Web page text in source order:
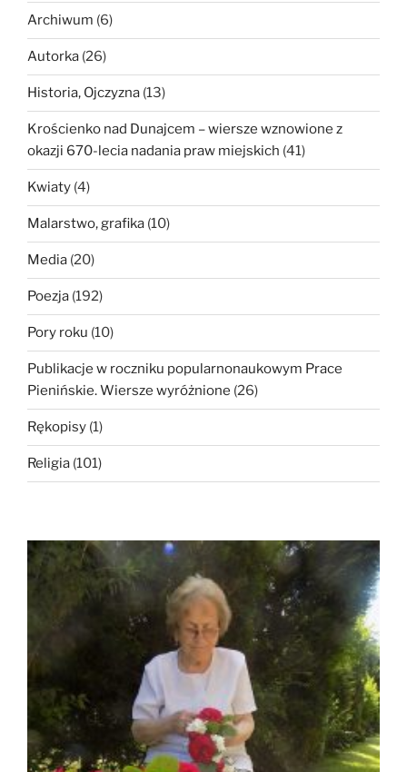
Archiwum (6)
Autorka (26)
Historia, Ojczyzna (13)
Krościenko nad Dunajcem – wiersze wznowione z
okazji 670-lecia nadania praw miejskich (41)
Kwiaty (4)
Malarstwo, grafika (10)
Media (20)
Poezja (192)
Pory roku (10)
Publikacje w roczniku popularnonaukowym Prace
Pienińskie. Wiersze wyróżnione (26)
Rękopisy (1)
Religia (101)